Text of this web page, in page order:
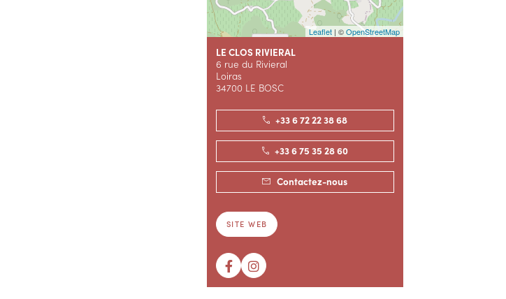
Leaflet | ©OpenStreetMap
LE CLOS RIVIERAL
6 rue du Rivieral
Loiras
34700 LE BOSC
+33 6 72 22 38 68
+33 6 75 35 28 60
Contactez-nous
SITE WEB